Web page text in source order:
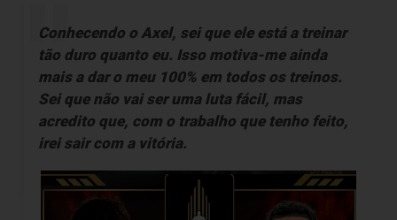
Conhecendo o Axel, sei que ele está a treinar
tão duro quanto eu. Isso motiva-me ainda
mais a dar o meu 100% em todos os treinos.
Sei que não vai ser uma luta fácil, mas
acredito que, com o trabalho que tenho feito,
irei sair com a vitória.